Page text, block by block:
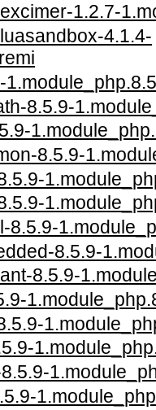
1.2.7-
4.1.4-
8.5.9-
8.5.9-
8.5.9-
8.5.9-
8.5.9-